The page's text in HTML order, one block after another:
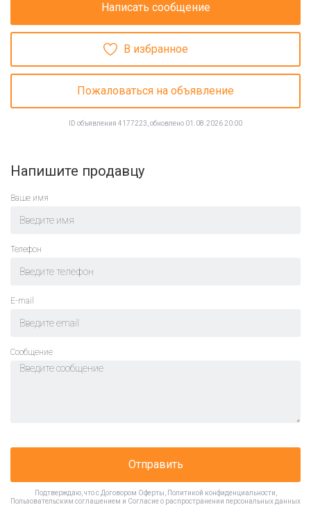
Написать сообщение
В избранное
Пожаловаться на объявление
ID объявления 4177223, обновлено 01.08.2026 20:00
Напишите продавцу
Ваше имя
Телефон
E-mail
Cообщение
Отправить
Подтверждаю, что с Договором Оферты Политикой конфиденциальности
Пользовательским соглашением и Согласие о распространении персональных данных